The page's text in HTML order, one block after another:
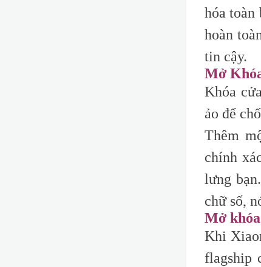
hóa toàn
hoàn
tin cậy.
Mở
Khóa
ảo để
Thêm
chính
lưng
chữ số,
Mở
Khi
flagship